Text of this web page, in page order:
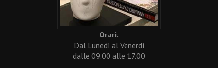
Orari:
Dal Lunedì al Venerdì
dalle 09.00 alle 17.00